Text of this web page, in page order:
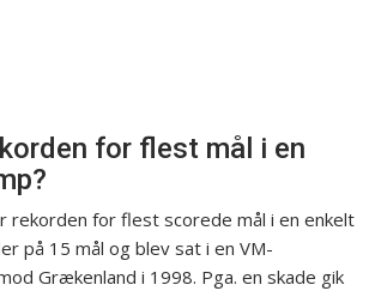
for flest mål i en
rekorden for flest scorede mål i en enkelt
på 15 mål og blev sat i en VM-
Grækenland i 1998. Pga. en skade gik